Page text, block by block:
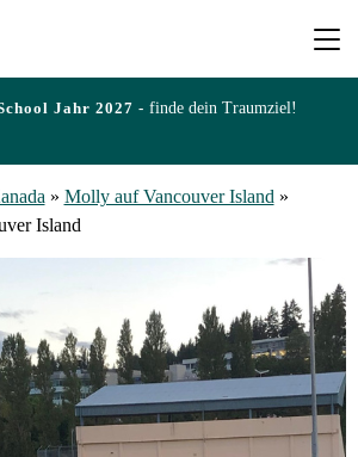
Jahr 2027 - finde dein Traumziel!
» Molly auf Vancouver Island»
Island